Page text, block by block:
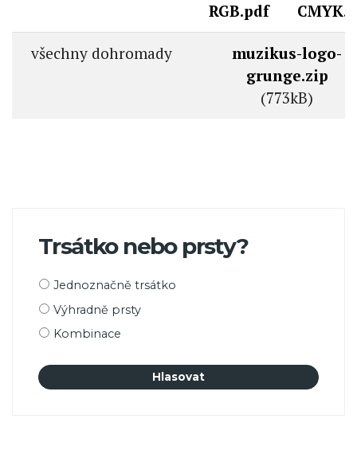
RGB.pdf
všechny dohromady
muzikus-logo-
grunge.zip
(773kB)
Trsátko nebo prsty?
Možnosti
Jednoznačně trsátko
Výhradně prsty
Kombinace